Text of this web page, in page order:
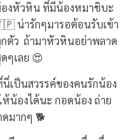
องหัวหิน ที่มีน้องหมาชิบะ
น่ารักๆมารอต้อนรับเข้า
ตัว ถ้ามาหัวหินอย่าพลาด
ๆเลย 😍
เป็นสวรรค์ของคนรักน้อง
ห้น้องได้นะ กอดน้อง ถ่าย
มากๆ 🐕